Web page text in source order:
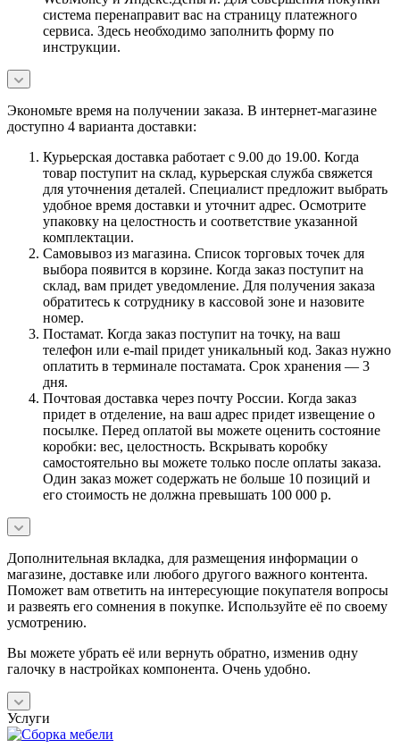
система перенаправит вас на страницу платежного
сервиса. Здесь необходимо заполнить форму по
инструкции.
Экономьте время на получении заказа. В интернет-магазине
доступно 4 варианта доставки:
Курьерская доставка работает с 9.00 до 19.00. Когда
товар поступит на склад, курьерская служба свяжется
для уточнения деталей. Специалист предложит выбрать
удобное время доставки и уточнит адрес. Осмотрите
упаковку на целостность и соответствие указанной
комплектации.
Самовывоз из магазина. Список торговых точек для
выбора появится в корзине. Когда заказ поступит на
склад, вам придет уведомление. Для получения заказа
обратитесь к сотруднику в кассовой зоне и назовите
номер.
Постамат. Когда заказ поступит на точку, на ваш
телефон или e-mail придет уникальный код. Заказ нужно
оплатить в терминале постамата. Срок хранения — 3
дня.
Почтовая доставка через почту России. Когда заказ
придет в отделение, на ваш адрес придет извещение о
посылке. Перед оплатой вы можете оценить состояние
коробки: вес, целостность. Вскрывать коробку
самостоятельно вы можете только после оплаты заказа.
Один заказ может содержать не больше 10 позиций и
его стоимость не должна превышать 100 000 р.
Дополнительная вкладка, для размещения информации о
магазине, доставке или любого другого важного контента.
Поможет вам ответить на интересующие покупателя вопросы
и развеять его сомнения в покупке. Используйте её по своему
усмотрению.
Вы можете убрать её или вернуть обратно, изменив одну
галочку в настройках компонента. Очень удобно.
Услуги